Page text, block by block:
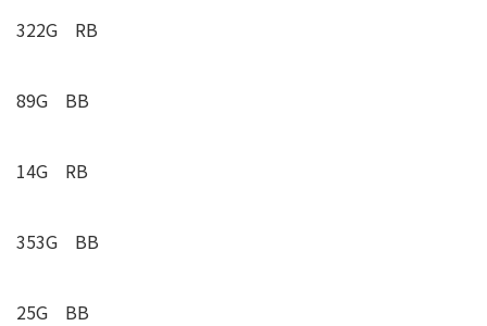
322G RB
89G BB
14G RB
353G BB
25G BB